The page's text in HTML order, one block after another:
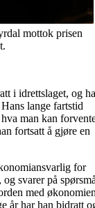
mottok prisen
i idrettslaget, og
lange fartstid
man kan
fortsatt å gjøre en
for
svarer på
med
år har han bidratt